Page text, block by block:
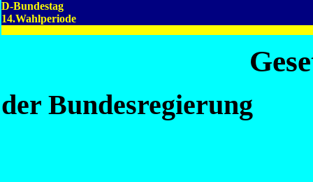
D-Bundestag
14.Wahlperiode
der Bundesregierung